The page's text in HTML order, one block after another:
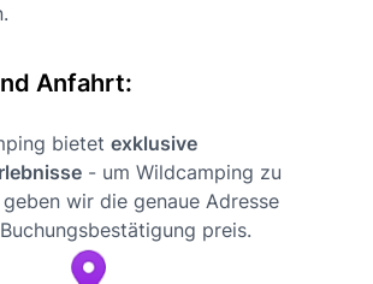
Anfahrt:
bietet exklusive
- um Wildcamping zu
wir die genaue Adresse
preis.